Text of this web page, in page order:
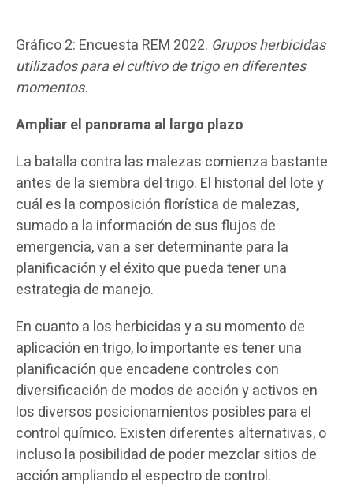
Gráfico 2: Encuesta REM 2022. Grupos herbicidas
utilizados para el cultivo de trigo en diferentes
momentos.
Ampliar el panorama al largo plazo
La batalla contra las malezas comienza bastante
antes de la siembra del trigo. El historial del lote y
cuál es la composición florística de malezas,
sumado a la información de sus flujos de
emergencia, van a ser determinante para la
planificación y el éxito que pueda tener una
estrategia de manejo.
En cuanto a los herbicidas y a su momento de
aplicación en trigo, lo importante es tener una
planificación que encadene controles con
diversificación de modos de acción y activos en
los diversos posicionamientos posibles para el
control químico. Existen diferentes alternativas, o
incluso la posibilidad de poder mezclar sitios de
acción ampliando el espectro de control.